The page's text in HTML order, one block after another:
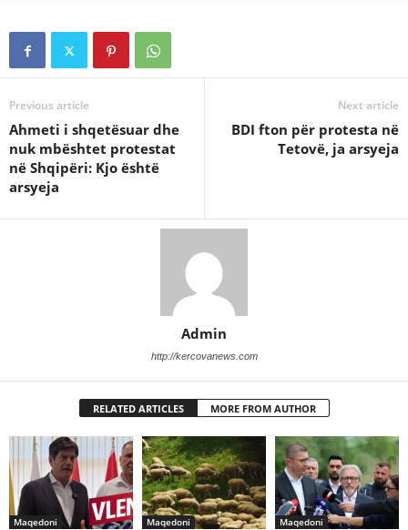
Previous article
Ahmeti i shqetësuar dhe
nuk mbështet protestat
në Shqipëri: Kjo është
arsyeja
Next article
BDI fton për protesta në
Tetovë, ja arsyeja
Admin
http://kercovanews.com
RELATED ARTICLES MORE FROM AUTHOR
Maqedoni Maqedoni Maqedoni